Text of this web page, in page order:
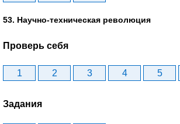
53. Научно-техническая революция
Проверь себя
1 2 3 4 5
Задания